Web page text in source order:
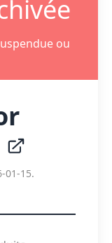
ou
01-15.